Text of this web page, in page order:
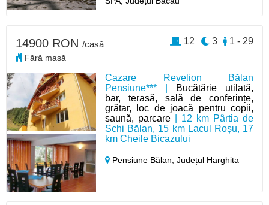
Cazare Revelion Bălan
Pensiune*** |
Bucătărie utilată,
bar, terasă, sală de conferințe,
grătar, loc de joacă pentru copii,
saună, parcare | 12 km Pârtia de
Schi Bălan, 15 km Lacul Roșu, 17
km Cheile Bicazului
Pensiune Bălan,Județul Harghita
14900 RON /casă
Fără masă
1 - 29
3
12